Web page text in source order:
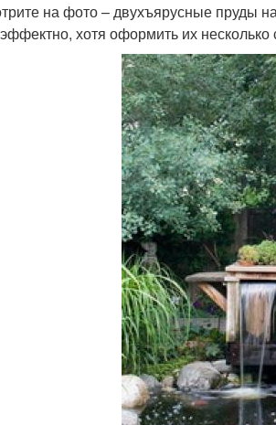
на фото – двухъярусные пруды
хотя оформить их